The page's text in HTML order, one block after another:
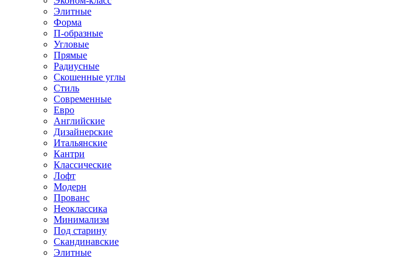
Элитные
Форма
П-образные
Угловые
Прямые
Радиусные
Скошенные углы
Стиль
Современные
Евро
Английские
Дизайнерские
Итальянские
Кантри
Классические
Лофт
Модерн
Прованс
Неоклассика
Минимализм
Под старину
Скандинавские
Элитные